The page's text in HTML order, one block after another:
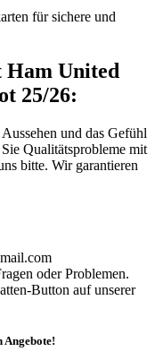
für sichere und
Ham United
25/26:
und das Gefühl
Qualitätsprobleme mit
bitte. Wir garantieren
oder Problemen.
Button auf unserer
Angebote!